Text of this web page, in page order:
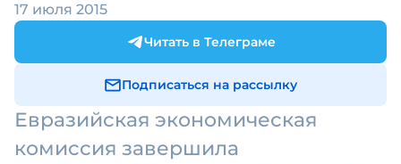
17 июля 2015
Читать в Телеграме
Подписаться на рассылку
Евразийская экономическая
комиссия завершила